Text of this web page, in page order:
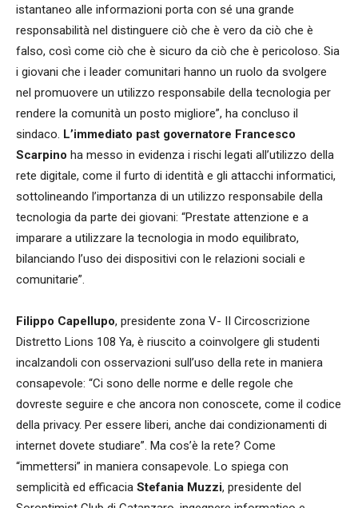
istantaneo alle informazioni porta con sé una grande
responsabilità nel distinguere ciò che è vero da ciò che è
falso, così come ciò che è sicuro da ciò che è pericoloso. Sia
i giovani che i leader comunitari hanno un ruolo da svolgere
nel promuovere un utilizzo responsabile della tecnologia per
rendere la comunità un posto migliore”, ha concluso il
sindaco. L’immediato past governatore Francesco
Scarpino ha messo in evidenza i rischi legati all’utilizzo della
rete digitale, come il furto di identità e gli attacchi informatici,
sottolineando l’importanza di un utilizzo responsabile della
tecnologia da parte dei giovani: “Prestate attenzione e a
imparare a utilizzare la tecnologia in modo equilibrato,
bilanciando l’uso dei dispositivi con le relazioni sociali e
comunitarie”.
Filippo Capellupo, presidente zona V- II Circoscrizione
Distretto Lions 108 Ya, è riuscito a coinvolgere gli studenti
incalzandoli con osservazioni sull’uso della rete in maniera
consapevole: “Ci sono delle norme e delle regole che
dovreste seguire e che ancora non conoscete, come il codice
della privacy. Per essere liberi, anche dai condizionamenti di
internet dovete studiare”. Ma cos’è la rete? Come
“immettersi” in maniera consapevole. Lo spiega con
semplicità ed efficacia Stefania Muzzi, presidente del